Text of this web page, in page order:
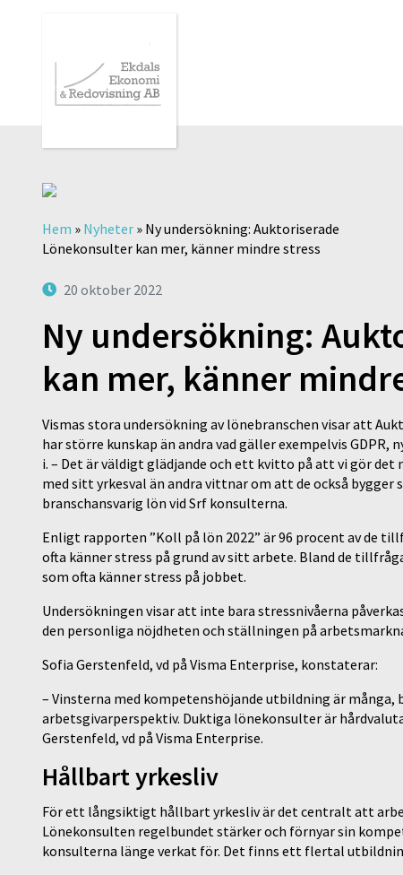
Hem » Nyheter » Ny undersökning: Auktoriserade
Lönekonsulter kan mer, känner mindre stress
20 oktober 2022
Ny undersökning:
kan mer, känner
Vismas stora undersökning av lönebranschen visar att
har större kunskap än andra vad gäller exempelvis
i. – Det är väldigt glädjande och ett kvitto på att vi gör det
med sitt yrkesval än andra vittnar om att de också
branschansvarig lön vid Srf konsulterna.
Enligt rapporten ”Koll på lön 2022” är 96 procent av de
ofta känner stress på grund av sitt arbete. Bland de
som ofta känner stress på jobbet.
Undersökningen visar att inte bara stressnivåerna
den personliga nöjdheten och ställningen på
Sofia Gerstenfeld, vd på Visma Enterprise, konstaterar:
­­– Vinsterna med kompetenshöjande utbildning är
arbetsgivarperspektiv. Duktiga lönekonsulter är
Gerstenfeld, vd på Visma Enterprise.
Hållbart yrkesliv
För ett långsiktigt hållbart yrkesliv är det centralt att
Lönekonsulten regelbundet stärker och förnyar sin
konsulterna länge verkat för. Det finns ett flertal